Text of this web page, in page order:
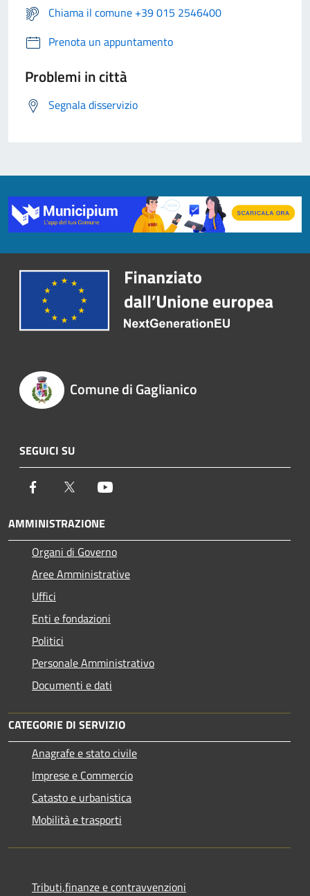
Chiama il comune +39 015 2546400
Prenota un appuntamento
Problemi in città
Segnala disservizio
Comune di Gaglianico
SEGUICI SU
Facebook Twitter
AMMINISTRAZIONE
Organi di Governo
Aree Amministrative
Uffici
Enti e fondazioni
Politici
Personale Amministrativo
Documenti e dati
CATEGORIE DI SERVIZIO
Anagrafe e stato civile
Imprese e Commercio
Catasto e urbanistica
Mobilità e trasporti
Tributi,finanze e contravvenzioni